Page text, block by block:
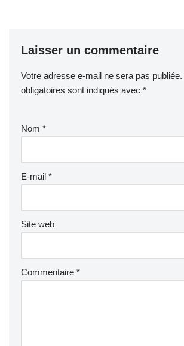
Laisser un commentaire
Votre adresse e-mail ne sera pas publiée.
obligatoires sont indiqués avec *
Nom *
E-mail *
Site web
Commentaire *